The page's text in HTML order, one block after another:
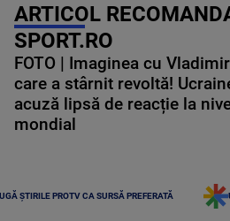
ARTICOL
SPORT.RO
FOTO | Imaginea cu
care a stârnit revoltă!
acuză lipsă de reacție la
mondial
ȘTIRILE PROTV CA SURSĂ PREFERATĂ